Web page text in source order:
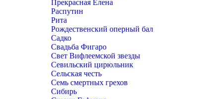
Прекрасная Елена
Распутин
Рита
Рождественский оперный бал
Садко
Свадьба Фигаро
Свет Вифлеемской звезды
Севильский цирюльник
Сельская честь
Семь смертных грехов
Сибирь